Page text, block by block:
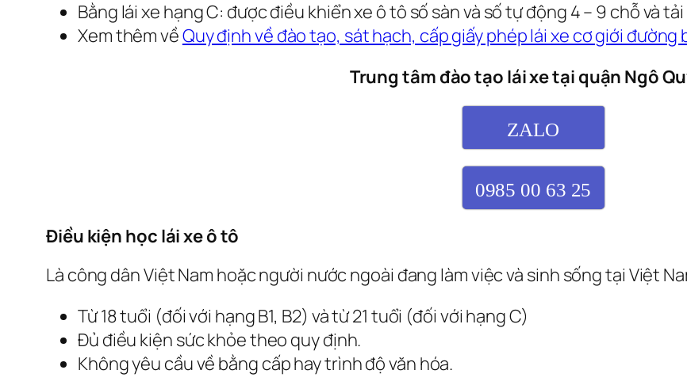
Bằng lái xe hạng C: được điều khiển xe ô tô số sàn và số tự động 4 – 9 chỗ và
Xem thêm vềQuy định về đào tạo, sát hạch, cấp giấy phép lái xe cơ giới đường
Trung tâm đào tạo lái xe tại quận Ngô
ZALO
0985 00 63 25
Điều kiện học lái xe ô tô
Là công dân Việt Nam hoặc người nước ngoài đang làm việc và sinh sống tại Việt
Từ 18 tuổi (đối với hạng B1, B2) và từ 21 tuổi (đối với hạng C)
Đủ điều kiện sức khỏe theo quy định.
Không yêu cầu về bằng cấp hay trình độ văn hóa.